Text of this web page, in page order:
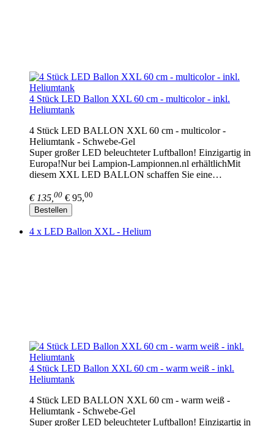
4 Stück LED Ballon XXL 60 cm - multicolor - inkl.
Heliumtank
4 Stück LED BALLON XXL 60 cm - multicolor -
Heliumtank - Schwebe-Gel
Super großer LED beleuchteter Luftballon! Einzigartig in
Europa!Nur bei Lampion-Lampionnen.nl erhältlichMit
diesem XXL LED BALLON schaffen Sie eine…
€ 135,00 € 95,00
Bestellen
4 x LED Ballon XXL - Helium
4 Stück LED Ballon XXL 60 cm - warm weiß - inkl.
Heliumtank
4 Stück LED BALLON XXL 60 cm - warm weiß -
Heliumtank - Schwebe-Gel
Super großer LED beleuchteter Luftballon! Einzigartig in